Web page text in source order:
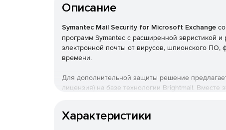
Описание
Symantec Mail Security for Microsoft Exchange
программ Symantec с расширенной эвристикой
электронной почты от вирусов, шпионского ПО,
времени.
Для дополнительной защиты решение
лицензия) на базе технологии Brightmail. Вместе
размещенные, виртуализированные серверные
Характеристики